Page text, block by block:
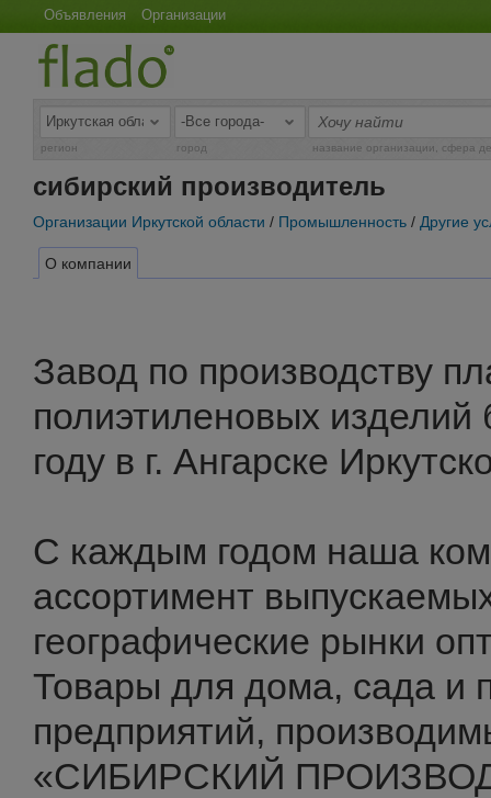
Объявления Организации
регион город название организации, сфера
сибирский производитель
Организации Иркутской области / Промышленность / Другие
О компании
Завод по производству
полиэтиленовых
году в г. Ангарске
С каждым годом наша
ассортимент
географические рынки
Товары для дома, сада и
предприятий,
«СИБИРСКИЙ